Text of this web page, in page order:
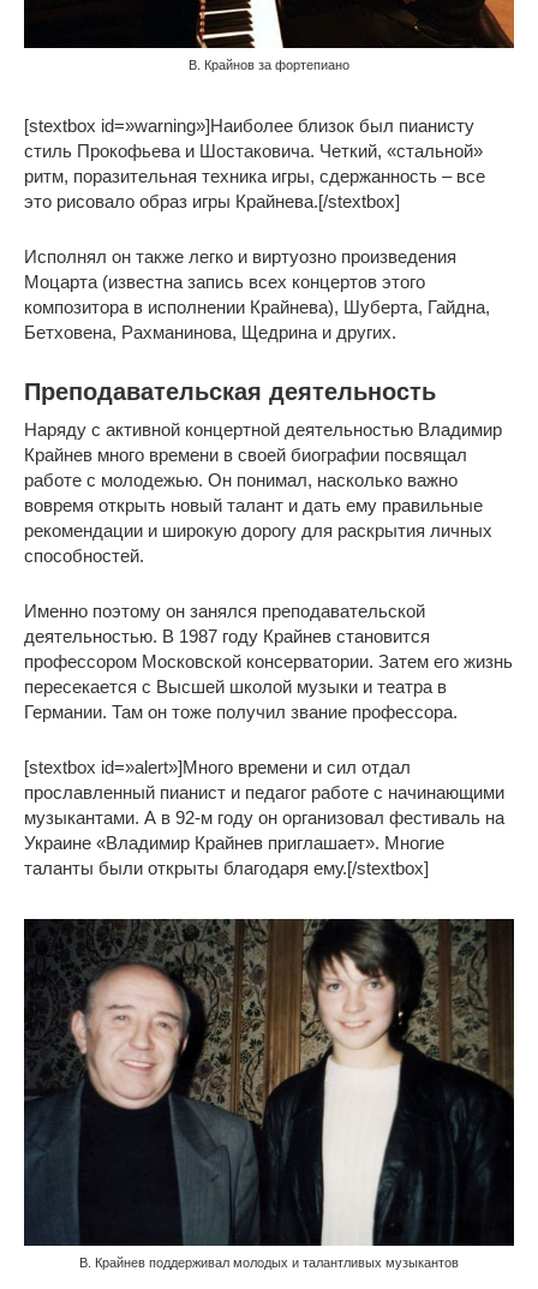
В. Крайнов за фортепиано
[stextbox id=»warning»]Наиболее близок был пианисту
стиль Прокофьева и Шостаковича. Четкий, «стальной»
ритм, поразительная техника игры, сдержанность – все
это рисовало образ игры Крайнева.[/stextbox]
Исполнял он также легко и виртуозно произведения
Моцарта (известна запись всех концертов этого
композитора в исполнении Крайнева), Шуберта, Гайдна,
Бетховена, Рахманинова, Щедрина и других.
Преподавательская деятельность
Наряду с активной концертной деятельностью Владимир
Крайнев много времени в своей биографии посвящал
работе с молодежью. Он понимал, насколько важно
вовремя открыть новый талант и дать ему правильные
рекомендации и широкую дорогу для раскрытия личных
способностей.
Именно поэтому он занялся преподавательской
деятельностью. В 1987 году Крайнев становится
профессором Московской консерватории. Затем его жизнь
пересекается с Высшей школой музыки и театра в
Германии. Там он тоже получил звание профессора.
[stextbox id=»alert»]Много времени и сил отдал
прославленный пианист и педагог работе с начинающими
музыкантами. А в 92-м году он организовал фестиваль на
Украине «Владимир Крайнев приглашает». Многие
таланты были открыты благодаря ему.[/stextbox]
В. Крайнев поддерживал молодых и талантливых музыкантов